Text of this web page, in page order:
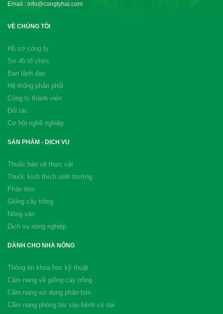
Email : info@congtyhai.com
VỀ CHÚNG TÔI
Hồ sơ công ty
Sơ đồ tổ chức
Ban lãnh đạo
Hệ thống phân phối
Công ty thành viên
Đối tác
Cơ hội nghề nghiệp
SẢN PHẨM - DỊCH VỤ
Thuốc bảo vệ thực vật
Thuốc kích thích sinh trưởng
Phân bón
Giống cây trồng
Nông sản
Dịch vụ nông nghiệp
DÀNH CHO NHÀ NÔNG
Thông tin khoa học kỹ thuật
Cẩm nang về giống cây trồng
Cẩm nang sử dụng phân bón
Cẩm nang phòng trừ sâu bệnh cỏ dại